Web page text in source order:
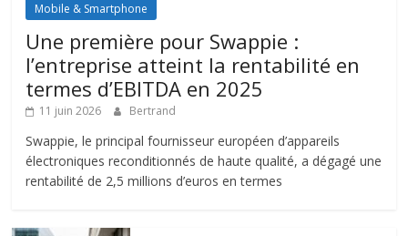
Mobile & Smartphone
Une première pour Swappie :
l’entreprise atteint la rentabilité en
termes d’EBITDA en 2025
11 juin 2026 Bertrand
Swappie, le principal fournisseur européen d’appareils
électroniques reconditionnés de haute qualité, a dégagé une
rentabilité de 2,5 millions d’euros en termes